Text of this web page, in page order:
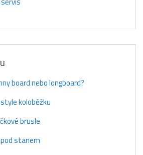
board nebo longboard?
koloběžku
brusle
stanem